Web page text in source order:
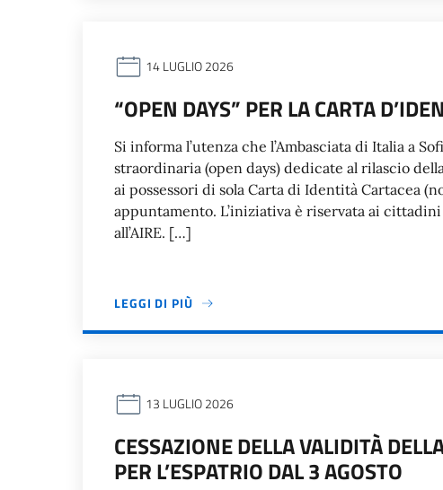
14 LUGLIO 2026
“OPEN DAYS” PER LA CARTA
Si informa l’utenza che l’Ambasciata di Italia a
straordinaria (open days) dedicate al rilascio
ai possessori di sola Carta di Identità Cartacea
appuntamento. L’iniziativa è riservata ai
all’AIRE. […]
LEGGI DI PIÙ
13 LUGLIO 2026
CESSAZIONE DELLA VALIDITÀ
PER L’ESPATRIO DAL 3 AGOSTO